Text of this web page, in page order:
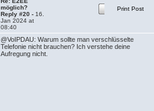
möglich?
Reply #20 - 16.
Jan 2024 at
08:40
Print Post
@VoIPDAU: Warum sollte man verschlüsselte
Telefonie nicht brauchen? Ich verstehe deine
Aufregung nicht.